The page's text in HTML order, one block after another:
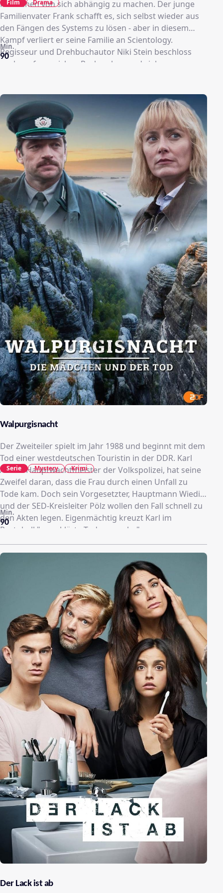
Menschen von sich abhängig zu machen. Der junge
Familienvater Frank schafft es, sich selbst wieder aus
den Fängen des Systems zu lösen - aber in diesem
Kampf verliert er seine Familie an Scientology.
Regisseur und Drehbuchautor Niki Stein beschloss
nach umfangreichen Recherchen und vielen
Leben driftet auseinander, als der Vater beschließt, bei
Scientology auszusteigen. Seine Frau bleibt mit der
gemeinsamen Tochter weiterhin bei der Organisation -
ein erbitterter Sorgerechtsstreit beginnt.
90
Min.
Film Drama
Walpurgisnacht
Der Zweiteiler spielt im Jahr 1988 und beginnt mit dem
Tod einer westdeutschen Touristin in der DDR. Karl
Albers Hauptwachtmeister der Volkspolizei, hat seine
Zweifel daran, dass die Frau durch einen Unfall zu
Tode kam. Doch sein Vorgesetzter, Hauptmann Wieditz
und der SED-Kreisleiter Pölz wollen den Fall schnell zu
den Akten legen. Eigenmächtig kreuzt Karl im
Protokoll "ungeklärte Todesursache" an.
90
Min.
Serie Mystery Krimi
Der Lack ist ab